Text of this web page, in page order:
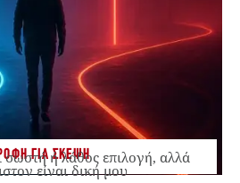
ΓΙΑ ΣΚΕΨΗ
σωστή ή λάθος επιλογή, αλλά
είναι δική μου